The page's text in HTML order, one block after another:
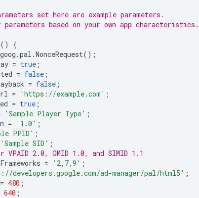
set here are example parameters.
based on your own app characteristics.
()
{
goog .pal .NonceRequest();
= true ;
= false ;
= false ;
= 'https://example.com' ;
= true ;
'Sample Player Type' ;
= '1.0' ;
PPID' ;
'Sample SID' ;
2.0, OMID 1.0, and SIMID 1.1
= '2,7,9' ;
developers.google.com/ad-manager/pal/html5' ;
= 480 ;
640 ;